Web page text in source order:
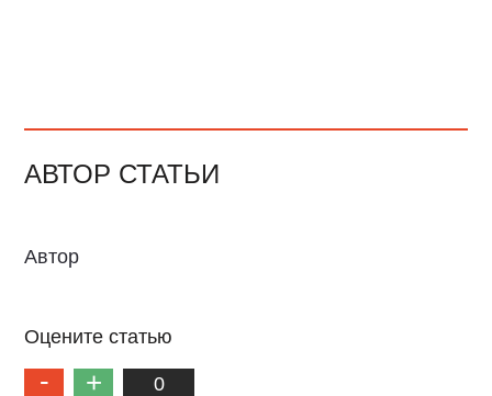
АВТОР СТАТЬИ
Автор
Оцените статью
0